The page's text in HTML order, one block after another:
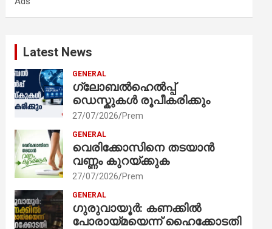
Latest News
GENERAL
ഗ്ലോബൽഹെൽപ്പ്
ഡെസ്കുകൾ രൂപീകരിക്കും
27/07/2026 Prem
GENERAL
വെരിക്കോസിനെ തടയാൻ
വണ്ണം കുറയ്ക്കുക
27/07/2026 Prem
GENERAL
ഗുരുവായൂർ: കണക്കിൽ
പോരായ്മയെന്ന് ഹൈക്കോടതി